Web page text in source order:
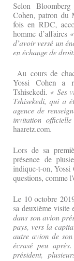
Selon
Cohen, patron du
fois en RDC,
homme d’affaires
d’avoir versé un
en échange de
Au cours de
Yossi Cohen a
Tshisekedi. « Ses
Tshisekedi, qui a
agence de
invitation
haaretz.com.
Lors de sa
présence de
indique-t-on, Yossi
questions, comme
Le 10 octobre
sa deuxième visite
dans son avion
pays, vers la
autre avion de
écrasé peu
président,